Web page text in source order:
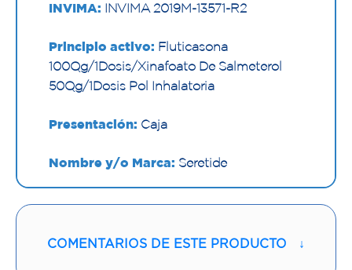
INVIMA: INVIMA 2019M-13571-R2
Principio activo: Fluticasona
100µg/1Dosis/Xinafoato De Salmeterol
50µg/1Dosis Pol Inhalatoria
Presentación: Caja
Nombre y/o Marca: Seretide
Proveedor:GLAXOSMITHKLINE
COMENTARIOS DE ESTE PRODUCTO ↓